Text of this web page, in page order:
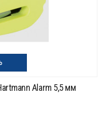
Alarm 5,5 мм